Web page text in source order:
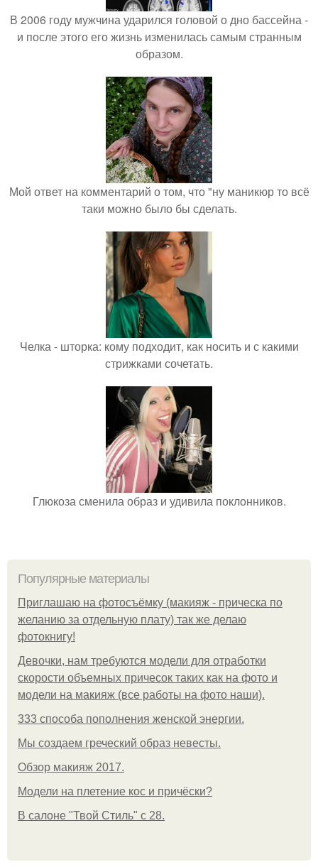
В 2006 году мужчина ударился головой о дно бассейна -
и после этого его жизнь изменилась самым странным
образом.
Мой ответ на комментарий о том, что "ну маникюр то всё
таки можно было бы сделать.
Челка - шторка: кому подходит, как носить и с какими
стрижками сочетать.
Глюкоза сменила образ и удивила поклонников.
Популярные материалы
Приглашаю на фотосъёмку (макияж - прическа по
желанию за отдельную плату) так же делаю
фотокнигу!
Девочки, нам требуются модели для отработки
скорости объемных причесок таких как на фото и
модели на макияж (все работы на фото наши).
333 способа пополнения женской энергии.
Мы создаем греческий образ невесты.
Обзор макияж 2017.
Модели на плетение кос и причёски?
В салоне "Твой Стиль" с 28.